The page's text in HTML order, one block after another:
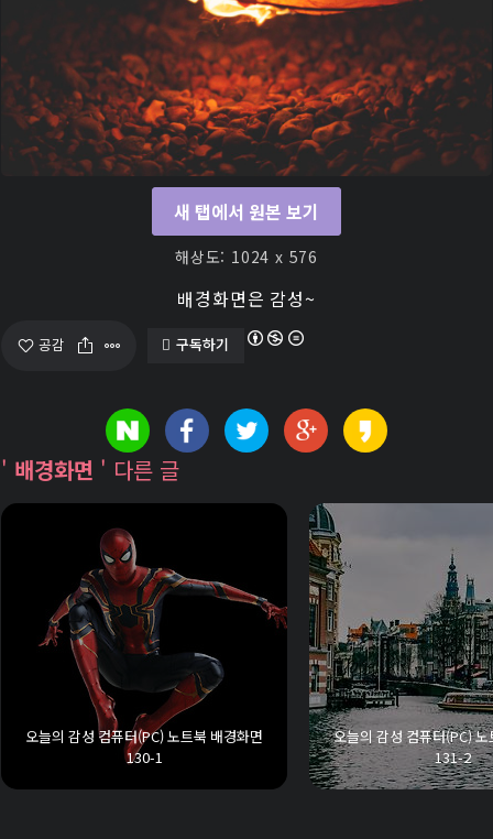
새 탭에서 원본 보기
해상도: 1024 x 576
배경화면은 감성~
공감 구독하기
' 배경화면 ' 다른 글
오늘의 감성 컴퓨터(PC) 노트북 배경화면
130-1
오늘의 감성 컴퓨터(PC)
131-2